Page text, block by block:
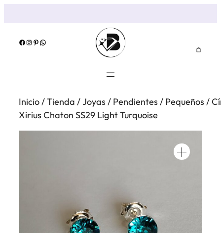
contenido
Facebook Instagram Pinterest WhatsApp
Inicio/Tienda /Joyas / Pendientes / Pequeños /
Xirius Chaton SS29 Light Turquoise